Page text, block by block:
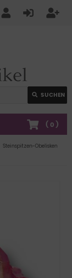
SUCHEN
( 0 )
Steinspitzen-Obelisken